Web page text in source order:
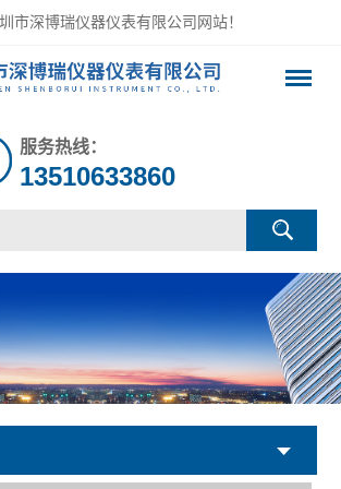
市深博瑞仪器仪表有限公司网站！
服务热线：
13510633860